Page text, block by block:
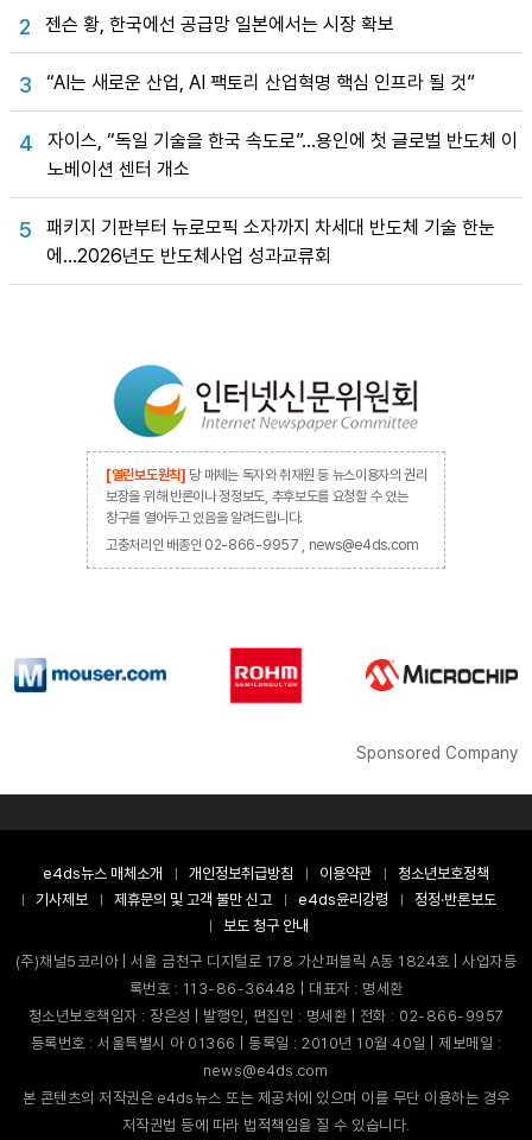
2 젠슨 황, 한국에선 공급망 일본에서는 시장 확보
3 “AI는 새로운 산업, AI 팩토리 산업혁명 핵심 인프라 될 것”
4
자이스, “독일 기술을 한국 속도로”…용인에 첫 글로벌 반도체 이
노베이션 센터 개소
5
패키지 기판부터 뉴로모픽 소자까지 차세대 반도체 기술 한눈
에…2026년도 반도체사업 성과교류회
[열린보도원칙] 당 매체는 독자와 취재원 등 뉴스이용자의 권리
보장을 위해 반론이나 정정보도, 추후보도를 요청할 수 있는
창구를 열어두고 있음을 알려드립니다.
고충처리인 배종인 02-866-9957 , news@e4ds.com
Sponsored Company
e4ds뉴스 매체소개 개인정보취급방침 이용약관
청소년보호정책
기사제보
제휴문의 및 고객 불만 신고 e4ds윤리강령
정정·반론보도
보도 청구 안내
(주)채널5코리아 | 서울 금천구 디지털로 178 가산퍼블릭 A동 1824호 | 사업자등
록번호 : 113-86-36448 | 대표자 : 명세환
청소년보호책임자 : 장은성 | 발행인, 편집인 : 명세환 | 전화 : 02-866-9957
등록번호 : 서울특별시 아 01366 | 등록일 : 2010년 10월 40일 | 제보메일 :
news@e4ds.com
본 콘텐츠의 저작권은 e4ds뉴스 또는 제공처에 있으며 이를 무단 이용하는 경우
저작권법 등에 따라 법적책임을 질 수 있습니다.